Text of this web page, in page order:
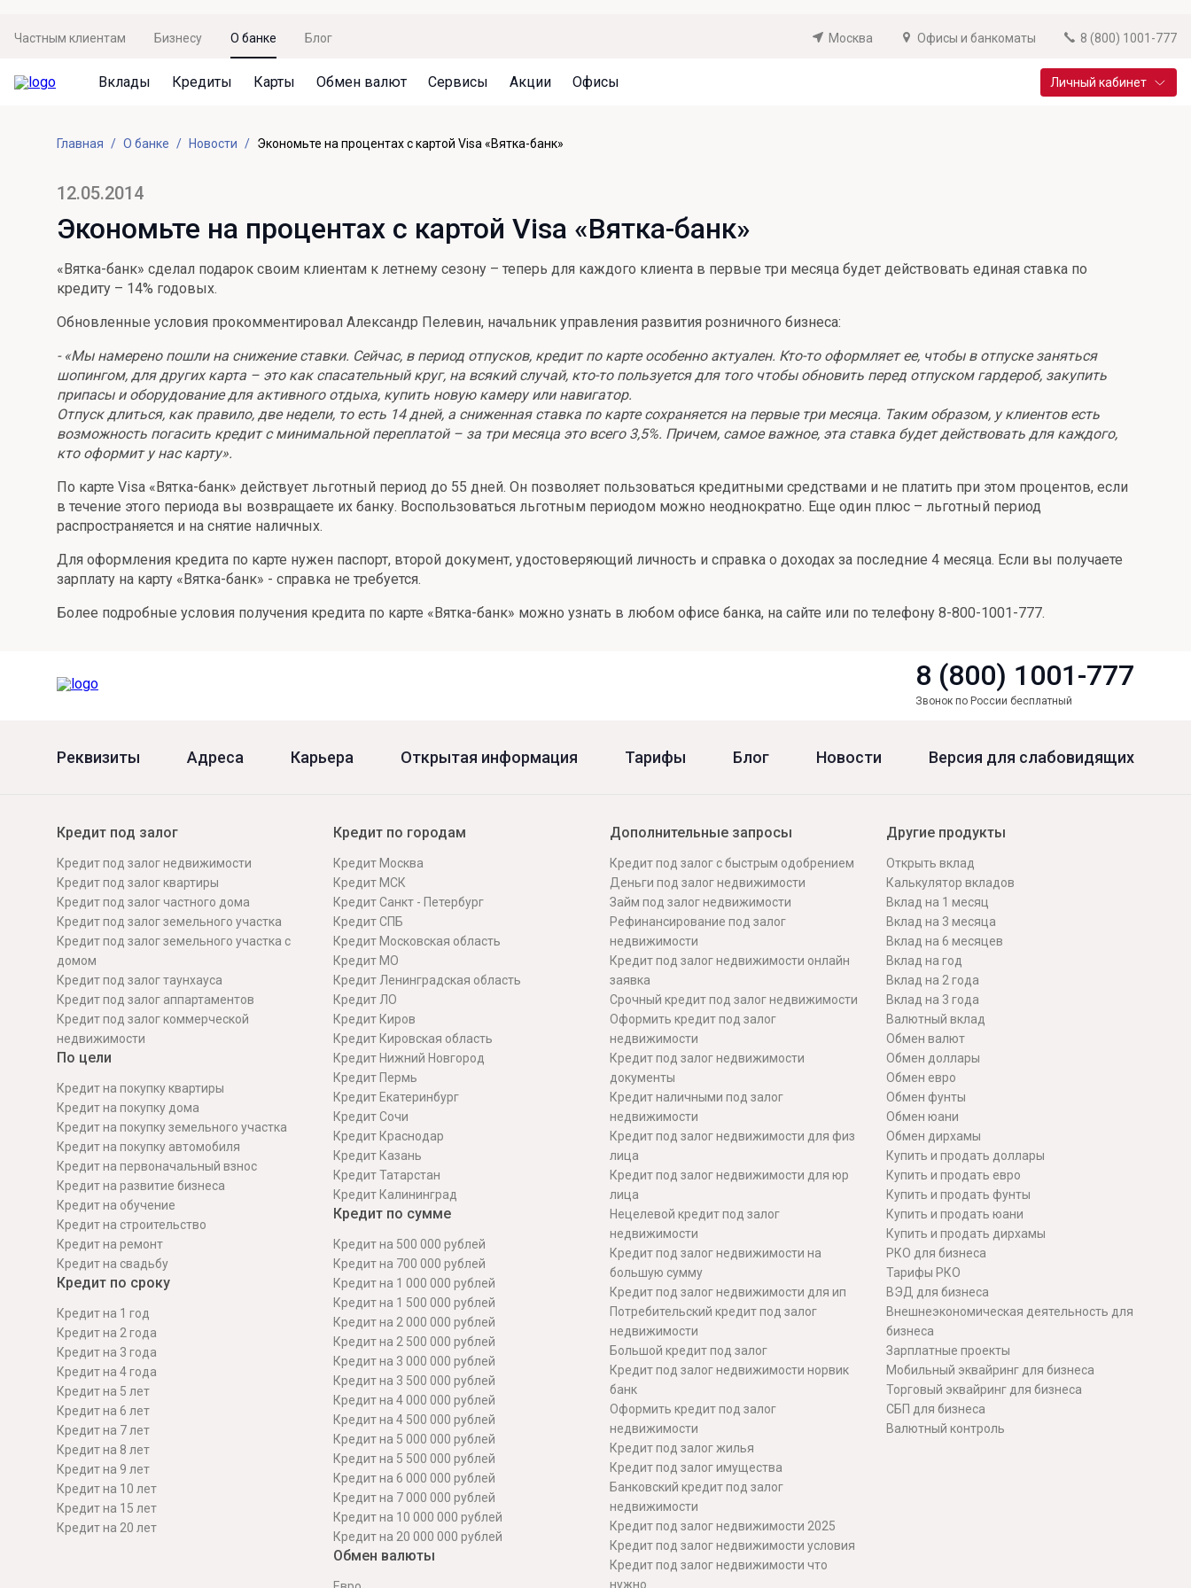
Частным клиентам Бизнесу О банке Блог Москва Офисы и банкоматы 8 (800) 1001-777
Вклады
Не упусти момент
Просто вклад
Накопительный
Отличная стратегия+
Фиксируй доход
Новый старт
Валютный плюс
Онлайн
Все вклады
Система страхования вкладов
Архив вкладов
Подробнее
Кредиты
Кредит под залог недвижимости
Рефинансирование
Кредит на автомобиль
Потребительский кредит
Все кредиты
Привилегии для клиентов
Реструктуризация
Подбор новой недвижимости
Карты
Дебетовая карта с пакетом услуг
Премиальная карта Mir Supreme
Пенсионная карта
Все карты
Документы
Кешбэк
Обмен валют
Курсы валют
Бронирование валюты
Курсы валют ЦБ
Сервисы
Оплата кредита
Оценка недвижимости
Подбор новой недвижимости
СБПей
Mir Pay
Госуслуги
Регистрация в ЕБС
Удаленная идентификация
Мобильное приложение
Подтверждение согласия через Госуслуги
Все сервисы
Акции
Акция «Приведи друга»
Акция «Ставка на бизнес»
Офисы Личный кабинет
Главная О банке Новости Экономьте на процентах с картой Visa «Вятка-банк»
12.05.2014
Экономьте на процентах с картой Visa «Вятка-банк»
«Вятка-банк» сделал подарок своим клиентам к летнему сезону – теперь для каждого клиента в первые три месяца будет действовать единая ставка по
кредиту – 14% годовых.
Обновленные условия прокомментировал Александр Пелевин, начальник управления развития розничного бизнеса:
- «Мы намерено пошли на снижение ставки. Сейчас, в период отпусков, кредит по карте особенно актуален. Кто-то оформляет ее, чтобы в отпуске заняться
шопингом, для других карта – это как спасательный круг, на всякий случай, кто-то пользуется для того чтобы обновить перед отпуском гардероб, закупить
припасы и оборудование для активного отдыха, купить новую камеру или навигатор.
Отпуск длиться, как правило, две недели, то есть 14 дней, а сниженная ставка по карте сохраняется на первые три месяца. Таким образом, у клиентов есть
возможность погасить кредит с минимальной переплатой – за три месяца это всего 3,5%. Причем, самое важное, эта ставка будет действовать для каждого,
кто оформит у нас карту».
По карте Visa «Вятка-банк» действует льготный период до 55 дней. Он позволяет пользоваться кредитными средствами и не платить при этом процентов, если
в течение этого периода вы возвращаете их банку. Воспользоваться льготным периодом можно неоднократно. Еще один плюс – льготный период
распространяется и на снятие наличных.
Для оформления кредита по карте нужен паспорт, второй документ, удостоверяющий личность и справка о доходах за последние 4 месяца. Если вы получаете
зарплату на карту «Вятка-банк» - справка не требуется.
Более подробные условия получения кредита по карте «Вятка-банк» можно узнать в любом офисе банка, на сайте или по телефону 8-800-1001-777.
8 (800) 1001-777
Звонок по России бесплатный
Реквизиты Адреса Карьера Открытая информация Тарифы Блог Новости Версия для слабовидящих
Кредит под залог
Кредит под залог недвижимости
Кредит под залог квартиры
Кредит под залог частного дома
Кредит под залог земельного участка
Кредит под залог земельного участка с
домом
Кредит под залог таунхауса
Кредит под залог аппартаментов
Кредит под залог коммерческой
недвижимости
По цели
Кредит на покупку квартиры
Кредит на покупку дома
Кредит на покупку земельного участка
Кредит на покупку автомобиля
Кредит на первоначальный взнос
Кредит на развитие бизнеса
Кредит на обучение
Кредит на строительcтво
Кредит на ремонт
Кредит на свадьбу
Кредит по сроку
Кредит на 1 год
Кредит на 2 года
Кредит на 3 года
Кредит на 4 года
Кредит на 5 лет
Кредит на 6 лет
Кредит на 7 лет
Кредит на 8 лет
Кредит на 9 лет
Кредит на 10 лет
Кредит на 15 лет
Кредит на 20 лет
Кредит по городам
Кредит Москва
Кредит МСК
Кредит Санкт - Петербург
Кредит СПБ
Кредит Московская область
Кредит МО
Кредит Ленинградская область
Кредит ЛО
Кредит Киров
Кредит Кировская область
Кредит Нижний Новгород
Кредит Пермь
Кредит Екатеринбург
Кредит Сочи
Кредит Краснодар
Кредит Казань
Кредит Татарстан
Кредит Калининград
Кредит по сумме
Кредит на 500 000 рублей
Кредит на 700 000 рублей
Кредит на 1 000 000 рублей
Кредит на 1 500 000 рублей
Кредит на 2 000 000 рублей
Кредит на 2 500 000 рублей
Кредит на 3 000 000 рублей
Кредит на 3 500 000 рублей
Кредит на 4 000 000 рублей
Кредит на 4 500 000 рублей
Кредит на 5 000 000 рублей
Кредит на 5 500 000 рублей
Кредит на 6 000 000 рублей
Кредит на 7 000 000 рублей
Кредит на 10 000 000 рублей
Кредит на 20 000 000 рублей
Обмен валюты
Дополнительные запросы
Кредит под залог с быстрым одобрением
Деньги под залог недвижимости
Займ под залог недвижимости
Рефинансирование под залог
недвижимости
Кредит под залог недвижимости онлайн
заявка
Срочный кредит под залог недвижимости
Оформить кредит под залог
недвижимости
Кредит под залог недвижимости
документы
Кредит наличными под залог
недвижимости
Кредит под залог недвижимости для физ
лица
Кредит под залог недвижимости для юр
лица
Нецелевой кредит под залог
недвижимости
Кредит под залог недвижимости на
большую сумму
Кредит под залог недвижимости для ип
Потребительский кредит под залог
недвижимости
Большой кредит под залог
Кредит под залог недвижимости норвик
банк
Оформить кредит под залог
недвижимости
Кредит под залог жилья
Кредит под залог имущества
Банковский кредит под залог
недвижимости
Кредит под залог недвижимости 2025
Кредит под залог недвижимости условия
Кредит под залог недвижимости что
нужно
Другие продукты
Открыть вклад
Калькулятор вкладов
Вклад на 1 месяц
Вклад на 3 месяца
Вклад на 6 месяцев
Вклад на год
Вклад на 2 года
Вклад на 3 года
Валютный вклад
Обмен валют
Обмен доллары
Обмен евро
Обмен фунты
Обмен юани
Обмен дирхамы
Купить и продать доллары
Купить и продать евро
Купить и продать фунты
Купить и продать юани
Купить и продать дирхамы
РКО для бизнеса
Тарифы РКО
ВЭД для бизнеса
Внешнеэкономическая деятельность для
бизнеса
Зарплатные проекты
Мобильный эквайринг для бизнеса
Торговый эквайринг для бизнеса
СБП для бизнеса
Валютный контроль